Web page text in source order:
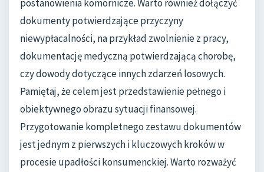
postanowienia komornicze. Warto również dołączyć
dokumenty potwierdzające przyczyny
niewypłacalności, na przykład zwolnienie z pracy,
dokumentację medyczną potwierdzającą chorobę,
czy dowody dotyczące innych zdarzeń losowych.
Pamiętaj, że celem jest przedstawienie pełnego i
obiektywnego obrazu sytuacji finansowej.
Przygotowanie kompletnego zestawu dokumentów
jest jednym z pierwszych i kluczowych kroków w
procesie upadłości konsumenckiej. Warto rozważyć